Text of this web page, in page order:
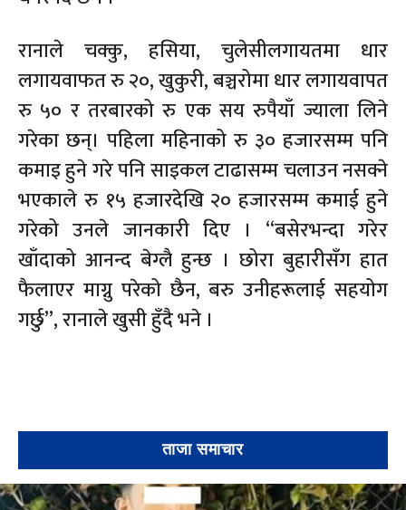
रानाले चक्कु, हसिया, चुलेसीलगायतमा धार
लगायवाफत रु २०, खुकुरी, बञ्चरोमा धार लगायवापत
रु ५० र तरबारको रु एक सय रुपैयाँ ज्याला लिने
गरेका छन्। पहिला महिनाको रु ३० हजारसम्म पनि
कमाइ हुने गरे पनि साइकल टाढासम्म चलाउन नसक्ने
भएकाले रु १५ हजारदेखि २० हजारसम्म कमाई हुने
गरेको उनले जानकारी दिए । “बसेरभन्दा गरेर
खाँदाको आनन्द बेग्लै हुन्छ । छोरा बुहारीसँग हात
फैलाएर माग्नु परेको छैन, बरु उनीहरूलाई सहयोग
गर्छु”, रानाले खुसी हुँदै भने ।
ताजा समाचार